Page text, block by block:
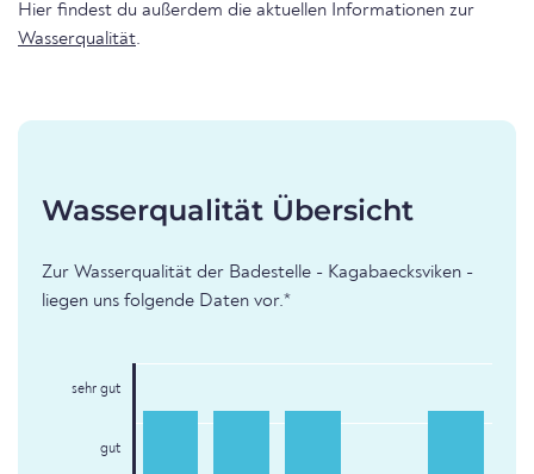
Hier findest du außerdem die aktuellen Informationen zur
Wasserqualität.
Wasserqualität Übersicht
Zur Wasserqualität der Badestelle - Kagabaecksviken -
liegen uns folgende Daten vor.*
sehr gut
gut